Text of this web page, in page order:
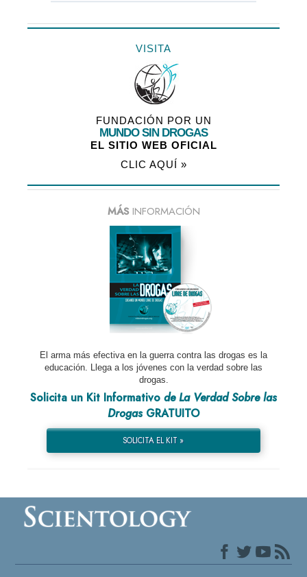
VISITA
FUNDACIÓN POR UN
MUNDO SIN DROGAS
EL SITIO WEB OFICIAL
CLIC AQUÍ »
MÁSINFORMACIÓN
El arma más efectiva en la guerra contra las drogas es la
educación. Llega a los jóvenes con la verdad sobre las
drogas.
Solicita un Kit Informativo de La Verdad Sobre las
DrogasGRATUITO
SOLICITA EL KIT »